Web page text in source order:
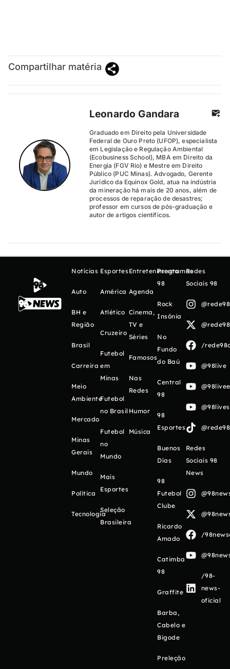
Compartilhar matéria
Leonardo Gandara
Graduado em Direito pela Universidade
Federal de Ouro Preto (UFOP), especialista
em Legislação e Regulação Ambiental
(Ecobusiness School), MBA em Direito da
Energia (FGV Rio) e Mestre em Direito
Público (PUC Minas). Advogado, Gerente
Jurídico da Equinox Gold, atua na indústria
da mineração há mais de 20 anos, além de
processos de reparação de desastres;
professor em cursos de pós-graduação e
autor de artigos científicos.
Notícias
Auto
BH e
Região
Brasil
Carreira
Meio
Ambiente
Mercado
Minas
Gerais
Mundo
Política
Tecnologia
Esportes
América
Atlético
Cruzeiro
Futebol
em
Minas
Futebol
no Brasil
Futebol
no
Mundo
Mais
Esportes
Seleção
Brasileira
Entretenimento
Agenda
Cinema,
TV e
Séries
Famosos
Nas
Redes
Humor
Música
Programas
98
Rock
Insônia
No
Fundo
do Baú
Central
98
98
Esportes
Buenos
Días
98
Futebol
Clube
Ricardo
Amado
Catimba
98
Graffite
Barba,
Cabelo e
Bigode
Preleção
Redes
Sociais 98
/
@98live
Redes
Sociais 98
News
/
/98-
news-
oficial